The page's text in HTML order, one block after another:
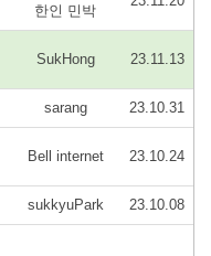
한인 민박
SukHong 23.11.13
sarang 23.10.31
Bell internet 23.10.24
sukkyuPark 23.10.08